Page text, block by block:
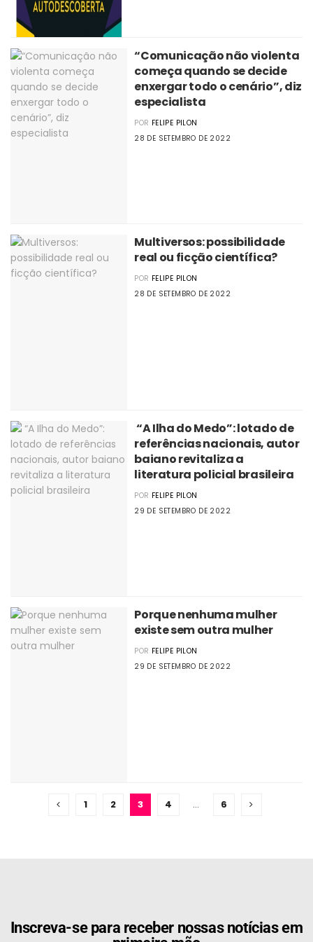
“Comunicação não violenta
começa quando se decide
enxergar todo o cenário”, diz
especialista
POR FELIPE PILON
28 DE SETEMBRO DE 2022
Multiversos: possibilidade
real ou ficção científica?
POR FELIPE PILON
28 DE SETEMBRO DE 2022
“A Ilha do Medo”: lotado de
referências nacionais, autor
baiano revitaliza a
literatura policial brasileira
POR FELIPE PILON
29 DE SETEMBRO DE 2022
Porque nenhuma mulher
existe sem outra mulher
POR FELIPE PILON
29 DE SETEMBRO DE 2022
1 2 3 4 … 6
Inscreva-se para receber nossas notícias em